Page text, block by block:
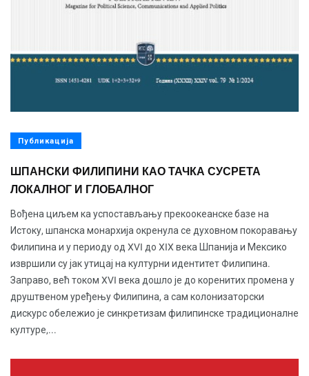
Публикација
ШПАНСКИ ФИЛИПИНИ КАО ТАЧКА СУСРЕТА
ЛОКАЛНОГ И ГЛОБАЛНОГ
Вођена циљем ка успостављању прекоокеанскe базе на
Истоку, шпанска монархија окренула се духовном покоравању
Филипина и у периоду од XVI до XIX века Шпанија и Мексико
извршили су јак утицај на културни идентитет Филипина.
Заправо, већ током XVI века дошло је до коренитих промена у
друштвеном уређењу Филипина, а сам колонизаторски
дискурс обележио је синкретизам филипинске традиционалне
културе,...